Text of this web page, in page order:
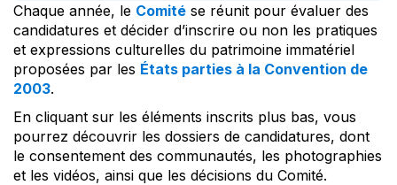
Chaque année, le Comité se réunit pour évaluer des
candidatures et décider d’inscrire ou non les pratiques
et expressions culturelles du patrimoine immatériel
proposées par les États parties à la Convention de
2003.
En cliquant sur les éléments inscrits plus bas, vous
pourrez découvrir les dossiers de candidatures, dont
le consentement des communautés, les photographies
et les vidéos, ainsi que les décisions du Comité.